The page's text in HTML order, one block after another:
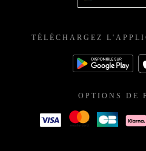
TÉLÉCHARGEZ
OPTIONS DE